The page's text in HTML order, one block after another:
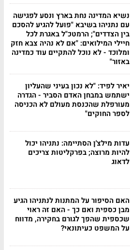
נשיא המדינה נחת בארץ ונסע לפגישה
עם נתניהו בשיבא "פועל להגיע להסכם
בין הצדדים"; הרמטכ"ל באגרת לכל
חיילי המילואים: "אם לא נהיה צבא חזק
ומלוכד - לא נוכל להתקיים עוד כמדינה
באזור"
יאיר לפיד: "לא נכון בעיני שהעליון
ישתמש במבחן האדם הסביר - הגדרה
מעורפלת שהכנסת מעולם לא הכניסה
לספר החוקים"
עדות מילצ'ן הסתיימה: נתניהו יכול
להיות מרוצה; בפרקליטות צריכים
לדאוג
האם הסיפור על המתנות לנתניהו הגיע
מבן כספית ואם כך - האם זה ראוי
שכספית שהפך לגורם בחקירה, מדווח
על המשפט כעיתונאי?